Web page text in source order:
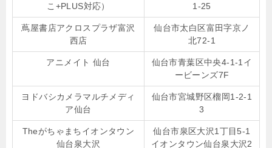
こ+PLUS対応）
1-25
蔦屋書店アクロスプラザ富沢
西店
仙台市太白区富田字京ノ
北72-1
アニメイト 仙台
仙台市青葉区中央4-1-1イ
ービーンズ7F
ヨドバシカメラマルチメディ
ア仙台
仙台市宮城野区榴岡1-2-1
3
Theがちゃまちイオンタウン
仙台泉大沢
仙台市泉区大沢1丁目5-1
イオンタウン仙台泉大沢2